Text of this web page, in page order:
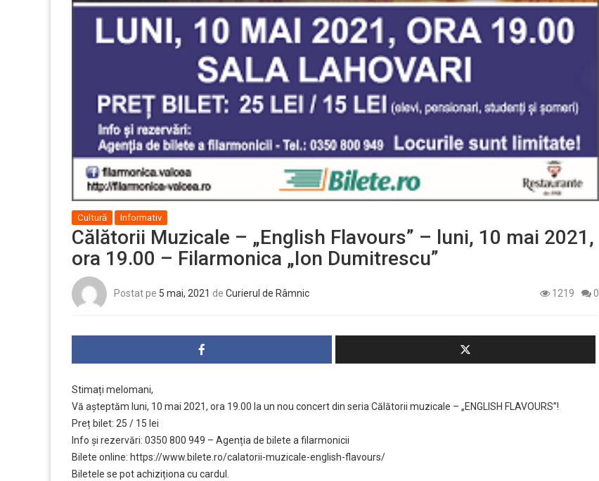
Cultură Informativ
Călătorii Muzicale – „English Flavours” – luni, 10 mai 2021,
ora 19.00 – Filarmonica „Ion Dumitrescu”
Postat pe 5 mai, 2021 de Curierul de Râmnic 1219 0
Stimați melomani,
Vă așteptăm luni, 10 mai 2021, ora 19.00 la un nou concert din seria Călătorii muzicale – „ENGLISH FLAVOURS”!
Preț bilet: 25 / 15 lei
Info și rezervări: 0350 800 949 – Agenția de bilete a filarmonicii
Bilete online: https://www.bilete.ro/calatorii-muzicale-english-flavours/
Biletele se pot achiziționa cu cardul.